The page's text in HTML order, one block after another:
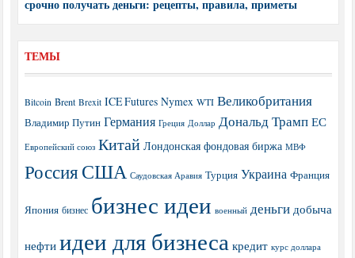
срочно получать деньги: рецепты, правила, приметы
ТЕМЫ
Bitcoin Brent Brexit ICE Futures Nymex WTI Великобритания
Владимир Путин Германия Греция Доллар Дональд Трамп ЕС
Европейский союз Китай Лондонская фондовая биржа МВФ
РоссияСША Саудовская Аравия Турция Украина Франция
Япония бизнес бизнес идеи военный деньги добыча
нефти идеи для бизнеса кредит курс доллара